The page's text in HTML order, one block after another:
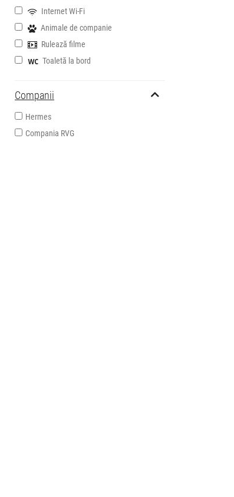
Internet Wi-Fi
Animale de companie
Rulează filme
Toaletă la bord
Companii
Hermes
Compania RVG